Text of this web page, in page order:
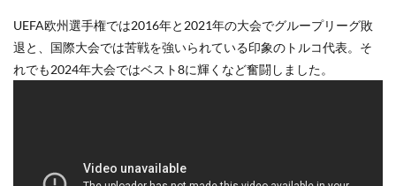
UEFA欧州選手権では2016年と2021年の大会でグループリーグ敗
退と、国際大会では苦戦を強いられている印象のトルコ代表。そ
れでも2024年大会ではベスト8に輝くなど奮闘しました。